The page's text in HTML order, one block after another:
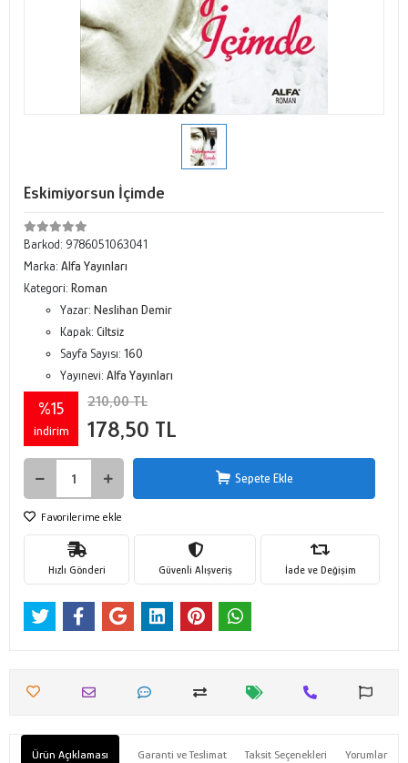
Eskimiyorsun İçimde
Barkod: 9786051063041
Marka: Alfa Yayınları
Kategori: Roman
Yazar: Neslihan Demir
Kapak: Ciltsiz
Sayfa Sayısı: 160
Yayınevi: Alfa Yayınları
%15
indirim
210,00 TL
178,50 TL
Sepete Ekle
Favorilerime ekle
Hızlı Gönderi Güvenli Alışveriş İade ve Değişim
Ürün Açıklaması Garanti ve Teslimat Taksit Seçenekleri Yorumlar